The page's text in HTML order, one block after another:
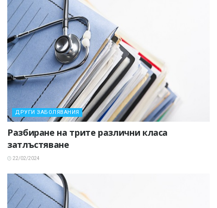
ДРУГИ ЗАБОЛЯВАНИЯ
Разбиране на трите различни класа
затлъстяване
22/02/2024